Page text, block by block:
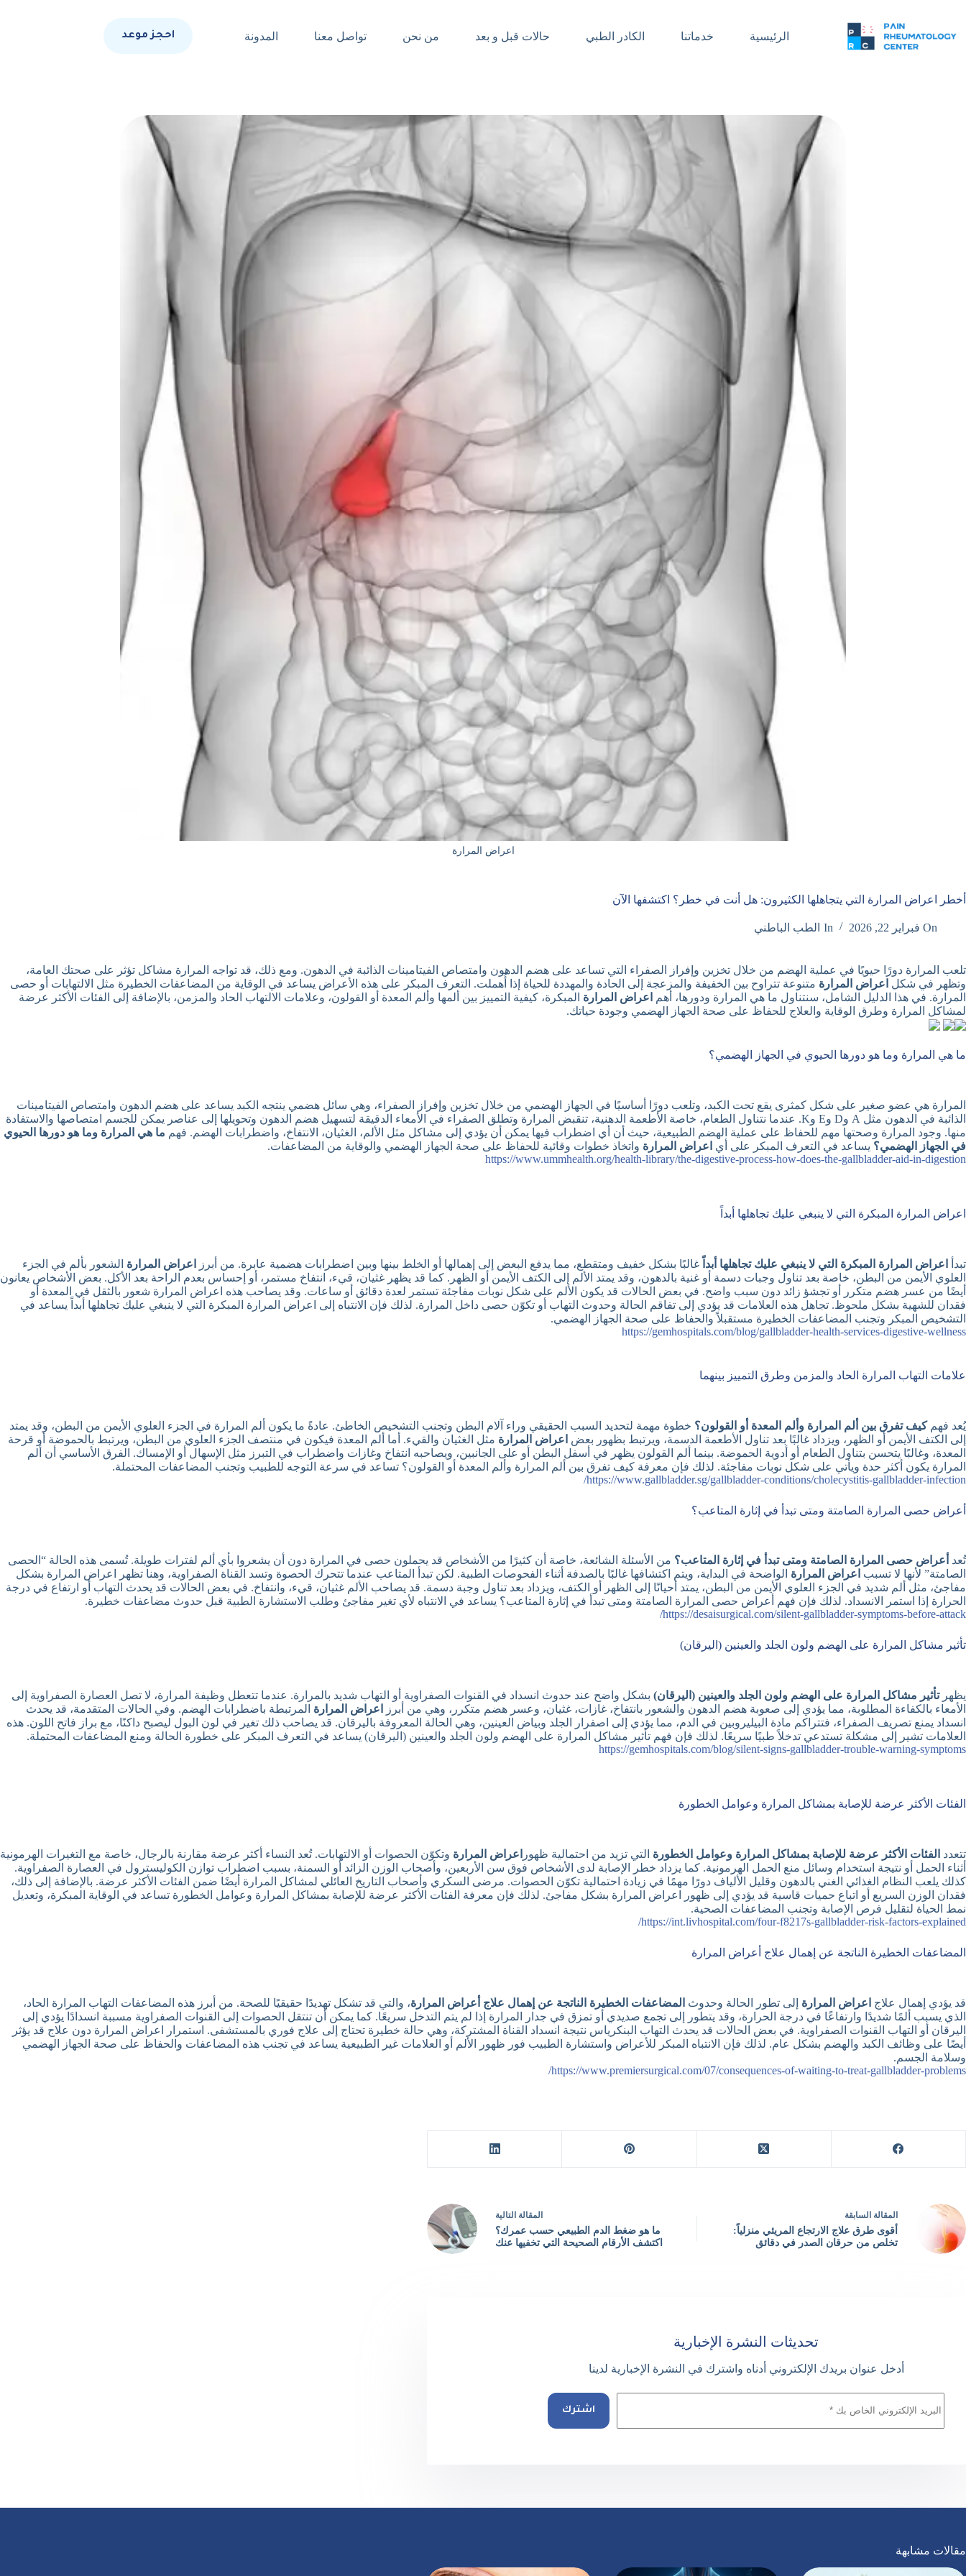
الرئيسية خدماتنا الكادر الطبي حالات قبل و بعد من نحن تواصل معنا المدونة احجز موعد
اعراض المرارة
أخطر اعراض المرارة التي يتجاهلها الكثيرون: هل أنت في خطر؟ اكتشفها الآن
On فبراير 22, 2026 In الطب الباطني
تلعب المرارة دورًا حيويًا في عملية الهضم من خلال تخزين وإفراز الصفراء التي تساعد على هضم الدهون وامتصاص الفيتامينات الذائبة في الدهون. ومع ذلك، قد تواجه المرارة مشاكل تؤثر على صحتك العامة،
وتظهر في شكل اعراض المرارة متنوعة تتراوح بين الخفيفة والمزعجة إلى الحادة والمهددة للحياة إذا أُهملت. التعرف المبكر على هذه الأعراض يساعد في الوقاية من المضاعفات الخطيرة مثل الالتهابات أو حصى
المرارة. في هذا الدليل الشامل، سنتناول ما هي المرارة ودورها، أهم
اعراض المرارة المبكرة، كيفية التمييز بين ألمها وألم المعدة أو القولون، وعلامات الالتهاب الحاد والمزمن، بالإضافة إلى الفئات الأكثر عرضة
لمشاكل المرارة وطرق الوقاية والعلاج للحفاظ على صحة الجهاز الهضمي وجودة حياتك.
ما هي المرارة وما هو دورها الحيوي في الجهاز الهضمي؟
المرارة هي عضو صغير على شكل كمثرى يقع تحت الكبد، وتلعب دورًا أساسيًا في الجهاز الهضمي من خلال تخزين وإفراز الصفراء، وهي سائل هضمي ينتجه الكبد يساعد على هضم الدهون وامتصاص الفيتامينات
الذائبة في الدهون مثل A وD وE وK. عندما نتناول الطعام، خاصة الأطعمة الدهنية، تنقبض المرارة وتطلق الصفراء في الأمعاء الدقيقة لتسهيل هضم الدهون وتحويلها إلى عناصر يمكن للجسم امتصاصها والاستفادة
منها. وجود المرارة وصحتها مهم للحفاظ على عملية الهضم الطبيعية، حيث أن أي اضطراب فيها يمكن أن يؤدي إلى مشاكل مثل الألم، الغثيان، الانتفاخ، واضطرابات الهضم. فهم ما هي المرارة وما هو دورها الحيوي
في الجهاز الهضمي؟ يساعد في التعرف المبكر على أي اعراض المرارة واتخاذ خطوات وقائية للحفاظ على صحة الجهاز الهضمي والوقاية من المضاعفات.
https://www.ummhealth.org/health-library/the-digestive-process-how-does-the-gallbladder-aid-in-digestion
اعراض المرارة المبكرة التي لا ينبغي عليك تجاهلها أبداً
تبدأ اعراض المرارة المبكرة التي لا ينبغي عليك تجاهلها أبداً غالبًا بشكل خفيف ومتقطع، مما يدفع البعض إلى إهمالها أو الخلط بينها وبين اضطرابات هضمية عابرة. من أبرز اعراض المرارة الشعور بألم في الجزء
العلوي الأيمن من البطن، خاصة بعد تناول وجبات دسمة أو غنية بالدهون، وقد يمتد الألم إلى الكتف الأيمن أو الظهر. كما قد يظهر غثيان، قيء، انتفاخ مستمر، أو إحساس بعدم الراحة بعد الأكل. بعض الأشخاص يعانون
أيضًا من عسر هضم متكرر أو تجشؤ زائد دون سبب واضح. في بعض الحالات قد يكون الألم على شكل نوبات مفاجئة تستمر لعدة دقائق أو ساعات. وقد يصاحب هذه اعراض المرارة شعور بالثقل في المعدة أو
فقدان للشهية بشكل ملحوظ. تجاهل هذه العلامات قد يؤدي إلى تفاقم الحالة وحدوث التهاب أو تكوّن حصى داخل المرارة. لذلك فإن الانتباه إلى اعراض المرارة المبكرة التي لا ينبغي عليك تجاهلها أبداً يساعد في
التشخيص المبكر وتجنب المضاعفات الخطيرة مستقبلاً والحفاظ على صحة الجهاز الهضمي.
https://gemhospitals.com/blog/gallbladder-health-services-digestive-wellness
علامات التهاب المرارة الحاد والمزمن وطرق التمييز بينهما
يُعد فهمكيف تفرق بين ألم المرارة وألم المعدة أو القولون؟ خطوة مهمة لتحديد السبب الحقيقي وراء آلام البطن وتجنب التشخيص الخاطئ. عادةً ما يكون ألم المرارة في الجزء العلوي الأيمن من البطن، وقد يمتد
إلى الكتف الأيمن أو الظهر، ويزداد غالبًا بعد تناول الأطعمة الدسمة، ويرتبط بظهور بعض اعراض المرارة مثل الغثيان والقيء. أما ألم المعدة فيكون في منتصف الجزء العلوي من البطن، ويرتبط بالحموضة أو قرحة
المعدة، وغالبًا يتحسن بتناول الطعام أو أدوية الحموضة. بينما ألم القولون يظهر في أسفل البطن أو على الجانبين، ويصاحبه انتفاخ وغازات واضطراب في التبرز مثل الإسهال أو الإمساك. الفرق الأساسي أن ألم
المرارة يكون أكثر حدة ويأتي على شكل نوبات مفاجئة. لذلك فإن معرفة كيف تفرق بين ألم المرارة وألم المعدة أو القولون؟ تساعد في سرعة التوجه للطبيب وتجنب المضاعفات المحتملة.
https://www.gallbladder.sg/gallbladder-conditions/cholecystitis-gallbladder-infection/
أعراض حصى المرارة الصامتة ومتى تبدأ في إثارة المتاعب؟
تُعد أعراض حصى المرارة الصامتة ومتى تبدأ في إثارة المتاعب؟ من الأسئلة الشائعة، خاصة أن كثيرًا من الأشخاص قد يحملون حصى في المرارة دون أن يشعروا بأي ألم لفترات طويلة. تُسمى هذه الحالة “الحصى
الصامتة” لأنها لا تسبب اعراض المرارة الواضحة في البداية، ويتم اكتشافها غالبًا بالصدفة أثناء الفحوصات الطبية. لكن تبدأ المتاعب عندما تتحرك الحصوة وتسد القناة الصفراوية، وهنا تظهر اعراض المرارة بشكل
مفاجئ، مثل ألم شديد في الجزء العلوي الأيمن من البطن، يمتد أحيانًا إلى الظهر أو الكتف، ويزداد بعد تناول وجبة دسمة. قد يصاحب الألم غثيان، قيء، وانتفاخ. في بعض الحالات قد يحدث التهاب أو ارتفاع في درجة
الحرارة إذا استمر الانسداد. لذلك فإن فهم أعراض حصى المرارة الصامتة ومتى تبدأ في إثارة المتاعب؟ يساعد في الانتباه لأي تغير مفاجئ وطلب الاستشارة الطبية قبل حدوث مضاعفات خطيرة.
https://desaisurgical.com/silent-gallbladder-symptoms-before-attack/
تأثير مشاكل المرارة على الهضم ولون الجلد والعينين (اليرقان)
يظهرتأثير مشاكل المرارة على الهضم ولون الجلد والعينين (اليرقان) بشكل واضح عند حدوث انسداد في القنوات الصفراوية أو التهاب شديد بالمرارة. عندما تتعطل وظيفة المرارة، لا تصل العصارة الصفراوية إلى
الأمعاء بالكفاءة المطلوبة، مما يؤدي إلى صعوبة هضم الدهون والشعور بانتفاخ، غازات، غثيان، وعسر هضم متكرر، وهي من أبرز
اعراض المرارة المرتبطة باضطرابات الهضم. وفي الحالات المتقدمة، قد يحدث
انسداد يمنع تصريف الصفراء، فتتراكم مادة البيليروبين في الدم، مما يؤدي إلى اصفرار الجلد وبياض العينين، وهي الحالة المعروفة باليرقان. قد يصاحب ذلك تغير في لون البول ليصبح داكنًا، مع براز فاتح اللون. هذه
العلامات تشير إلى مشكلة تستدعي تدخلاً طبيًا سريعًا. لذلك فإن فهم تأثير مشاكل المرارة على الهضم ولون الجلد والعينين (اليرقان) يساعد في التعرف المبكر على خطورة الحالة ومنع المضاعفات المحتملة.
https://gemhospitals.com/blog/silent-signs-gallbladder-trouble-warning-symptoms
الفئات الأكثر عرضة للإصابة بمشاكل المرارة وعوامل الخطورة
تتعدد الفئات الأكثر عرضة للإصابة بمشاكل المرارة وعوامل الخطورة التي تزيد من احتمالية ظهور اعراض المرارة وتكوّن الحصوات أو الالتهابات. تُعد النساء أكثر عرضة مقارنة بالرجال، خاصة مع التغيرات الهرمونية
أثناء الحمل أو نتيجة استخدام وسائل منع الحمل الهرمونية. كما يزداد خطر الإصابة لدى الأشخاص فوق سن الأربعين، وأصحاب الوزن الزائد أو السمنة، بسبب اضطراب توازن الكوليسترول في العصارة الصفراوية.
كذلك يلعب النظام الغذائي الغني بالدهون وقليل الألياف دورًا مهمًا في زيادة احتمالية تكوّن الحصوات. مرضى السكري وأصحاب التاريخ العائلي لمشاكل المرارة أيضًا ضمن الفئات الأكثر عرضة. بالإضافة إلى ذلك،
فقدان الوزن السريع أو اتباع حميات قاسية قد يؤدي إلى ظهور اعراض المرارة بشكل مفاجئ. لذلك فإن معرفة الفئات الأكثر عرضة للإصابة بمشاكل المرارة وعوامل الخطورة تساعد في الوقاية المبكرة، وتعديل
نمط الحياة لتقليل فرص الإصابة وتجنب المضاعفات الصحية.
https://int.livhospital.com/four-f8217s-gallbladder-risk-factors-explained/
المضاعفات الخطيرة الناتجة عن إهمال علاج أعراض المرارة
قد يؤدي إهمال علاج اعراض المرارة إلى تطور الحالة وحدوث المضاعفات الخطيرة الناتجة عن إهمال علاج أعراض المرارة، والتي قد تشكل تهديدًا حقيقيًا للصحة. من أبرز هذه المضاعفات التهاب المرارة الحاد،
الذي يسبب ألمًا شديدًا وارتفاعًا في درجة الحرارة، وقد يتطور إلى تجمع صديدي أو تمزق في جدار المرارة إذا لم يتم التدخل سريعًا. كما يمكن أن تنتقل الحصوات إلى القنوات الصفراوية مسببة انسدادًا يؤدي إلى
اليرقان أو التهاب القنوات الصفراوية. في بعض الحالات قد يحدث التهاب البنكرياس نتيجة انسداد القناة المشتركة، وهي حالة خطيرة تحتاج إلى علاج فوري بالمستشفى. استمرار اعراض المرارة دون علاج قد يؤثر
أيضًا على وظائف الكبد والهضم بشكل عام. لذلك فإن الانتباه المبكر للأعراض واستشارة الطبيب فور ظهور الألم أو العلامات غير الطبيعية يساعد في تجنب هذه المضاعفات والحفاظ على صحة الجهاز الهضمي
وسلامة الجسم.
https://www.premiersurgical.com/07/consequences-of-waiting-to-treat-gallbladder-problems/
المقالة السابقة
أقوى طرق علاج الارتجاع المريئي منزلياً:
تخلص من حرقان الصدر في دقائق
المقالة التالية
ما هو ضغط الدم الطبيعي حسب عمرك؟
اكتشف الأرقام الصحيحة التي تخفيها عنك
تحديثات النشرة الإخبارية
أدخل عنوان بريدك الإلكتروني أدناه واشترك في النشرة الإخبارية لدينا
اشترك
مقالات مشابهة